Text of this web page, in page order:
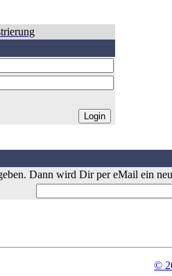
Dann wird Dir per eMail ein
©